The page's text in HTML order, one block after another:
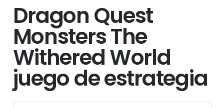
Dragon Quest
Monsters The
Withered World
juego de estrategia